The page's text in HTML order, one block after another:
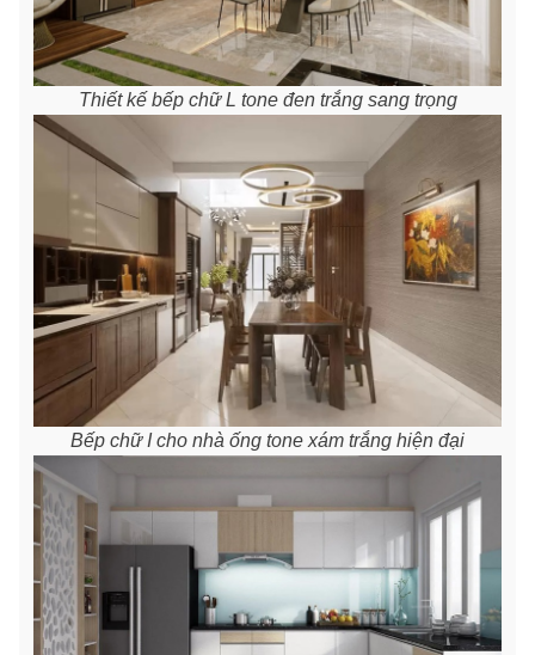
Thiết kế bếp chữ L tone đen trắng sang trọng
Bếp chữ I cho nhà ống tone xám trắng hiện đại